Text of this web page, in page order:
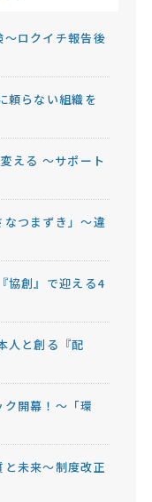
ロクイチ報告後
らない組織を
える ～サポート
つまずき」～違
協創』で迎える4
人と創る『配
開幕！～「環
未来～制度改正